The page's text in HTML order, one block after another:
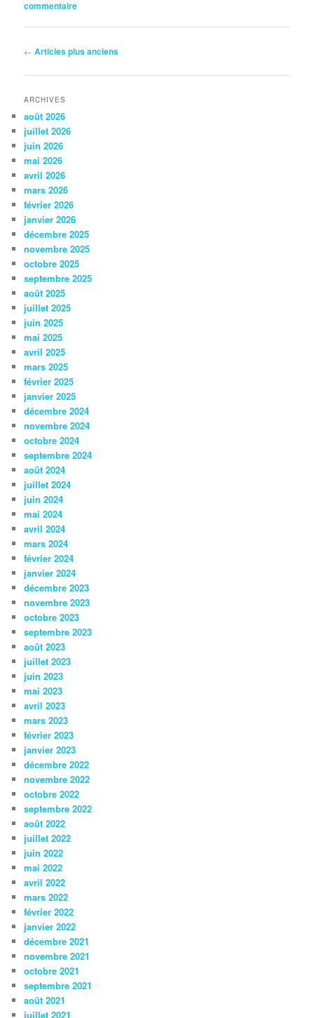
commentaire
Navigation
articles
← Articles plus anciens
ARCHIVES
août 2026
juillet 2026
juin 2026
mai 2026
avril 2026
mars 2026
février 2026
janvier 2026
décembre 2025
novembre 2025
octobre 2025
septembre 2025
août 2025
juillet 2025
juin 2025
mai 2025
avril 2025
mars 2025
février 2025
janvier 2025
décembre 2024
novembre 2024
octobre 2024
septembre 2024
août 2024
juillet 2024
juin 2024
mai 2024
avril 2024
mars 2024
février 2024
janvier 2024
décembre 2023
novembre 2023
octobre 2023
septembre 2023
août 2023
juillet 2023
juin 2023
mai 2023
avril 2023
mars 2023
février 2023
janvier 2023
décembre 2022
novembre 2022
octobre 2022
septembre 2022
août 2022
juillet 2022
juin 2022
mai 2022
avril 2022
mars 2022
février 2022
janvier 2022
décembre 2021
novembre 2021
octobre 2021
septembre 2021
août 2021
juillet 2021